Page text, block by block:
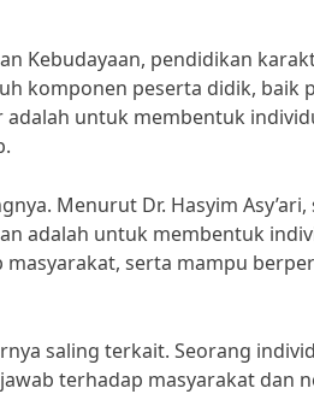
Kebudayaan, pendidikan
komponen peserta didik, baik
untuk membentuk
Menurut Dr. Hasyim
adalah untuk membentuk
serta mampu
saling terkait. Seorang
terhadap masyarakat dan